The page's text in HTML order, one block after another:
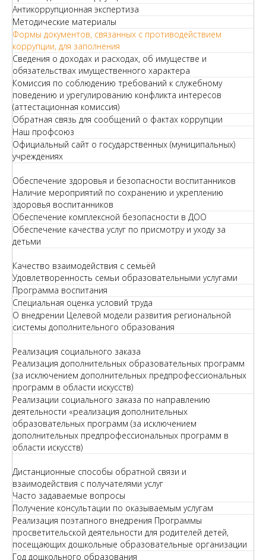
Антикоррупционная экспертиза
Методические материалы
Формы документов, связанных с противодействием
коррупции, для заполнения
Сведения о доходах и расходах, об имуществе и
обязательствах имущественного характера
Комиссия по соблюдению требований к служебному
поведению и урегулированию конфликта интересов
(аттестационная комиссия)
Обратная связь для сообщений о фактах коррупции
Наш профсоюз
Официальный сайт о государственных (муниципальных)
учреждениях
Обеспечение здоровья и безопасности воспитанников
Наличие мероприятий по сохранению и укреплению
здоровья воспитанников
Обеспечение комплексной безопасности в ДОО
Обеспечение качества услуг по присмотру и уходу за
детьми
Качество взаимодействия с семьёй
Удовлетворенность семьи образовательными услугами
Программа воспитания
Специальная оценка условий труда
О внедрении Целевой модели развития региональной
системы дополнительного образования
Реализация социального заказа
Реализация дополнительных образовательных программ
(за исключением дополнительных предпрофессиональных
программ в области искусств)
Реализации социального заказа по направлению
деятельности «реализация дополнительных
образовательных программ (за исключением
дополнительных предпрофессиональных программ в
области искусств)
Дистанционные способы обратной связи и
взаимодействия с получателями услуг
Часто задаваемые вопросы
Получение консультации по оказываемым услугам
Реализация поэтапного внедрения Программы
просветительской деятельности для родителей детей,
посещающих дошкольные образовательные организации
Год дошкольного образования